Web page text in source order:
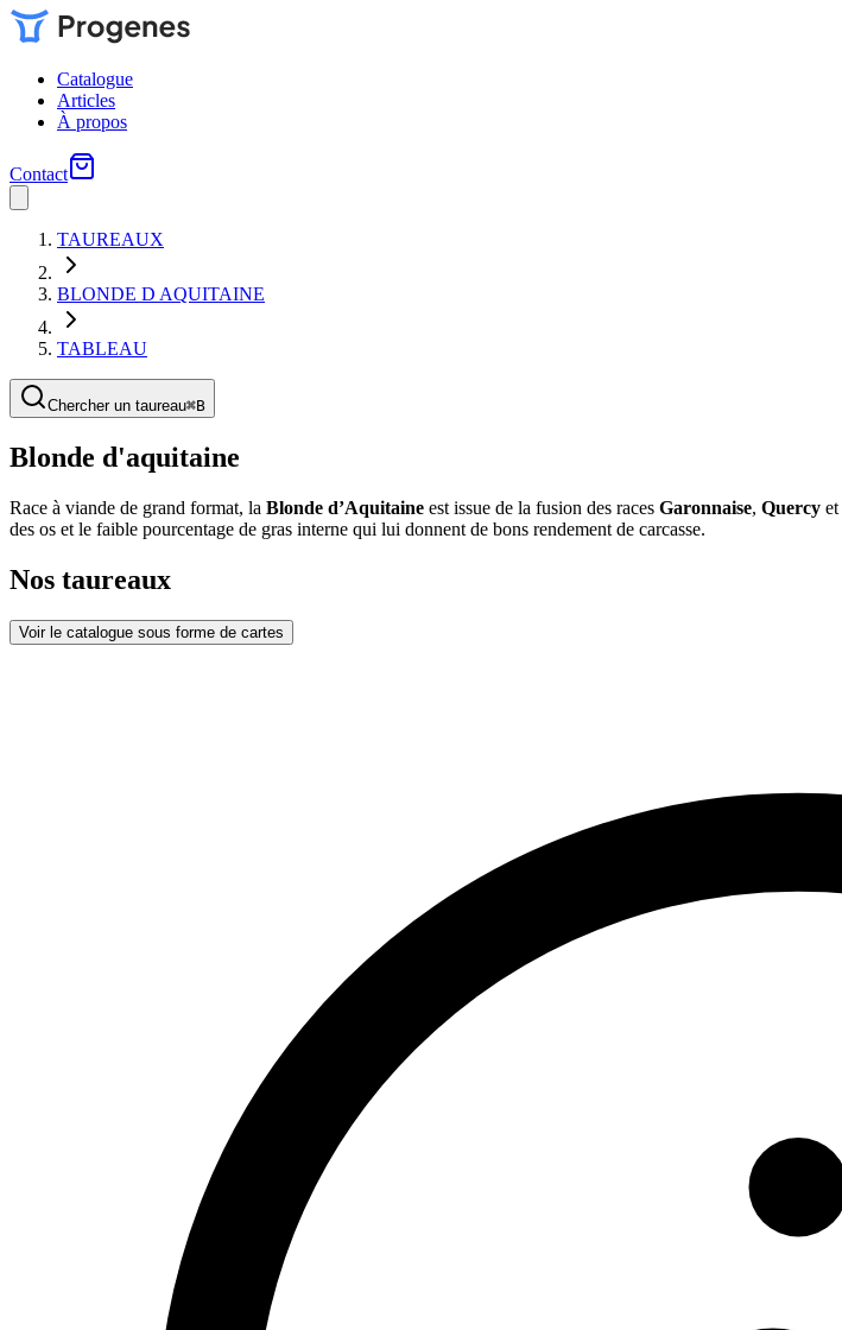
Catalogue
Articles
À propos
Contact
TAUREAUX
BLONDE D AQUITAINE
TABLEAU
Chercher un taureau⌘B
Blonde d'aquitaine
Race à viande de grand format, la Blonde d’Aquitaine est issue de la fusion des races Garonnaise, Quercy et
des os et le faible pourcentage de gras interne qui lui donnent de bons rendement de carcasse.
Nos taureaux
Voir le catalogue sous forme de cartes